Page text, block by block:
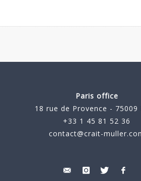
Paris office
18 rue de Provence - 75009
+33 1 45 81 52 36
contact@crait-